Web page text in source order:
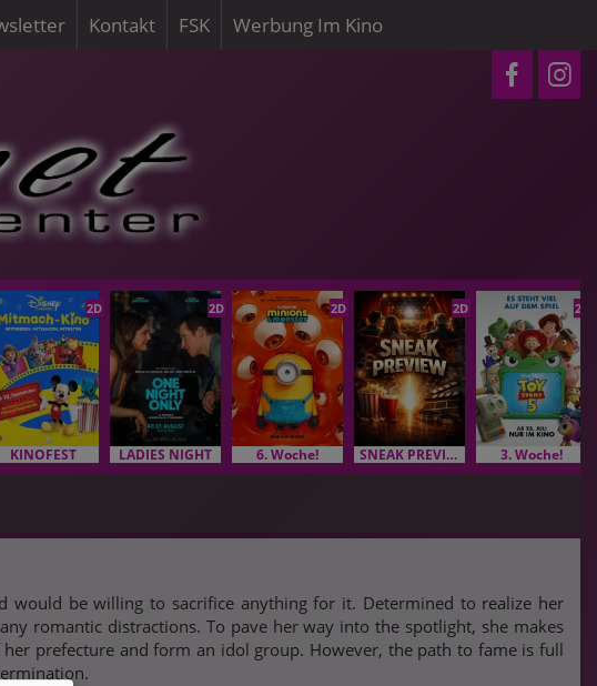
Kontakt FSK Werbung Im Kino
2D
KINOFEST
2D
LADIES NIGHT
2D
6. Woche!
2D
SNEAK PREVIEW
2D
3. Woche!
would be willing to sacrifice anything for it. Determined to realize her
romantic distractions. To pave her way into the spotlight, she makes
prefecture and form an idol group. However, the path to fame is full